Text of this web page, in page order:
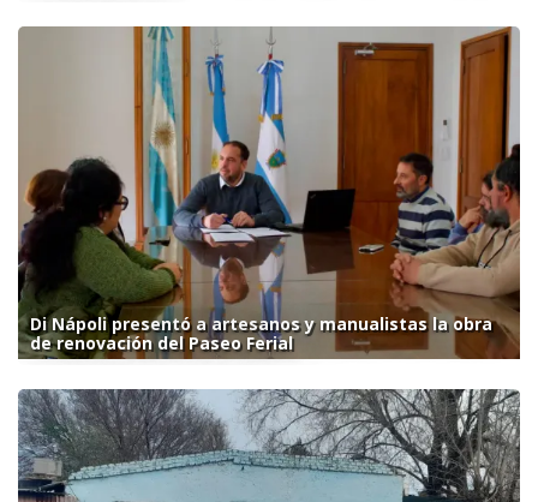
Di Nápoli presentó a artesanos y manualistas la obra
de renovación del Paseo Ferial